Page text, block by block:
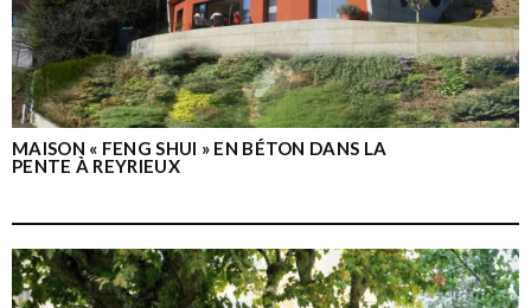
MAISON « FENG SHUI » EN BÉTON DANS LA
PENTE À REYRIEUX